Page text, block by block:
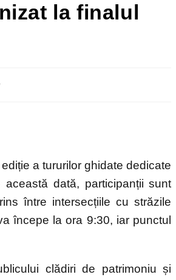
la finalul
a tururilor ghidate dedicate
dată, participanții sunt
între intersecțiile cu străzile
începe la ora 9:30, iar punctul
clădiri de patrimoniu și